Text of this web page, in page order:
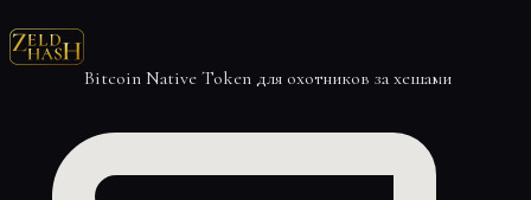
Bitcoin Native Token для охотников за хешами